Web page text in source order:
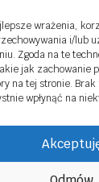
wrażenia,
i/lub
Zgoda na te
jak zachowanie
na tej stronie.
wpłynąć na
Moje konto
sklepu